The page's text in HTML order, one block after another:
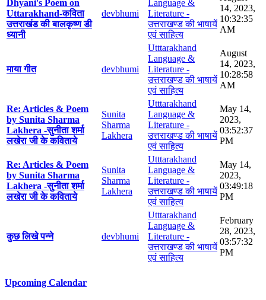
Dhyani's Poem on
Uttarakhand-कविता
उत्तराखंड की बालकृष्ण डी
ध्यानी
devbhumi
Language &
Literature -
उत्तराखण्ड की भाषायें
एवं साहित्य
14, 2023,
10:32:35
AM
माया गीत devbhumi
Utttarakhand
Language &
Literature -
उत्तराखण्ड की भाषायें
एवं साहित्य
August
14, 2023,
10:28:58
AM
Re: Articles & Poem
by Sunita Sharma
Lakhera -सुनीता शर्मा
लखेरा जी के कविताये
Sunita
Sharma
Lakhera
Utttarakhand
Language &
Literature -
उत्तराखण्ड की भाषायें
एवं साहित्य
May 14,
2023,
03:52:37
PM
Re: Articles & Poem
by Sunita Sharma
Lakhera -सुनीता शर्मा
लखेरा जी के कविताये
Sunita
Sharma
Lakhera
Utttarakhand
Language &
Literature -
उत्तराखण्ड की भाषायें
एवं साहित्य
May 14,
2023,
03:49:18
PM
कुछ लिखे पन्ने devbhumi
Utttarakhand
Language &
Literature -
उत्तराखण्ड की भाषायें
एवं साहित्य
February
28, 2023,
03:57:32
PM
Upcoming Calendar